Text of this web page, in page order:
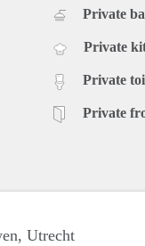
Private
Private
Private
Private
Utrecht